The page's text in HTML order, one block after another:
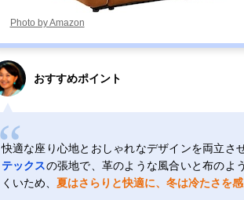
Photo by Amazon
おすすめポイント
快適な座り心地とおしゃれなデザインを両立さ
テックスの張地で、革のような風合いと布のよ
くいため、 夏はさらりと快適に、冬は冷たさを